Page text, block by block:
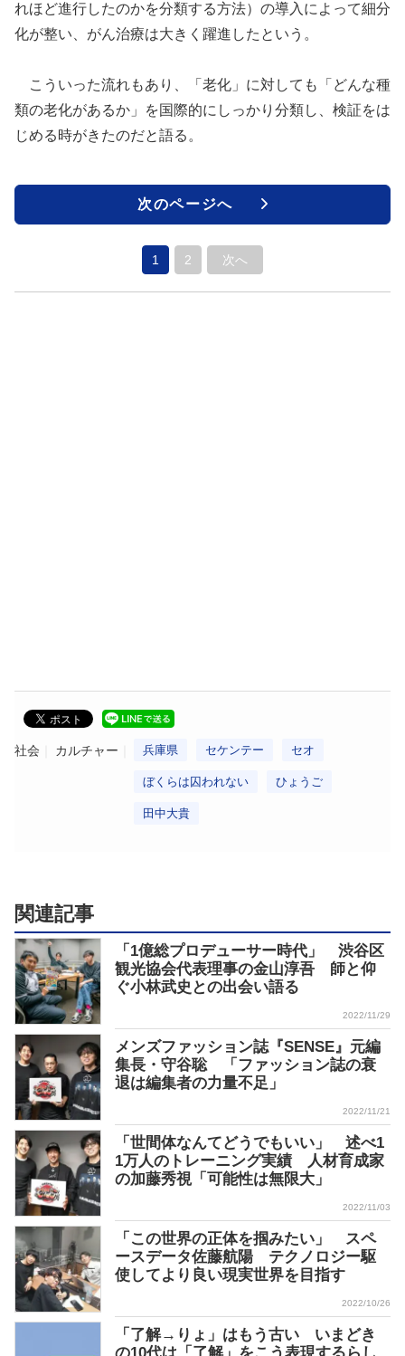
れほど進行したのかを分類する方法）の導入によって細分
化が整い、がん治療は大きく躍進したという。
こういった流れもあり、「老化」に対しても「どんな種
類の老化があるか」を国際的にしっかり分類し、検証をは
じめる時がきたのだと語る。
次のページへ
1 2 次へ
社会 カルチャー 兵庫県 セケンテー セオ
ぼくらは囚われない ひょうご
田中大貴
関連記事
「1億総プロデューサー時代」 渋谷区
観光協会代表理事の金山淳吾 師と仰
ぐ小林武史との出会い語る
2022/11/29
メンズファッション誌『SENSE』元編
集長・守谷聡 「ファッション誌の衰
退は編集者の力量不足」
2022/11/21
「世間体なんてどうでもいい」 述べ1
1万人のトレーニング実績 人材育成家
の加藤秀視「可能性は無限大」
2022/11/03
「この世界の正体を掴みたい」 スペ
ースデータ佐藤航陽 テクノロジー駆
使してより良い現実世界を目指す
2022/10/26
「了解→りょ」はもう古い いまどき